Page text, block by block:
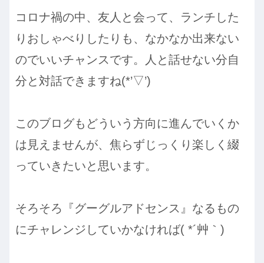
コロナ禍の中、友人と会って、ランチした
りおしゃべりしたりも、なかなか出来ない
のでいいチャンスです。人と話せない分自
分と対話できますね(*’▽’)
このブログもどういう方向に進んでいくか
は見えませんが、焦らずじっくり楽しく綴
っていきたいと思います。
そろそろ『グーグルアドセンス』なるもの
にチャレンジしていかなければ( *´艸｀)